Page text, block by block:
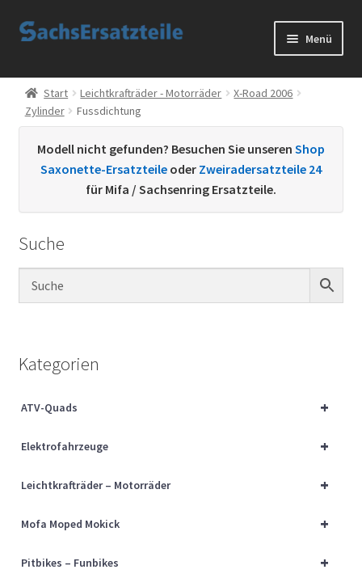
Zur
Zum
Menü
Start
AGB
Datenschutzerklärung
Kontakt
Sachs Ersatzteile
Über uns
Start Leichtkrafträder - Motorräder
X-Road 2006
Zylinder
Fussdichtung
Modell nicht gefunden? Besuchen Sie unseren Shop
Saxonette-Ersatzteile oder Zweiradersatzteile 24
für Mifa / Sachsenring Ersatzteile.
Suche
Kategorien
+
ATV-Quads
+
Elektrofahrzeuge
+
Leichtkrafträder – Motorräder
+
Mofa Moped Mokick
+
Pitbikes – Funbikes